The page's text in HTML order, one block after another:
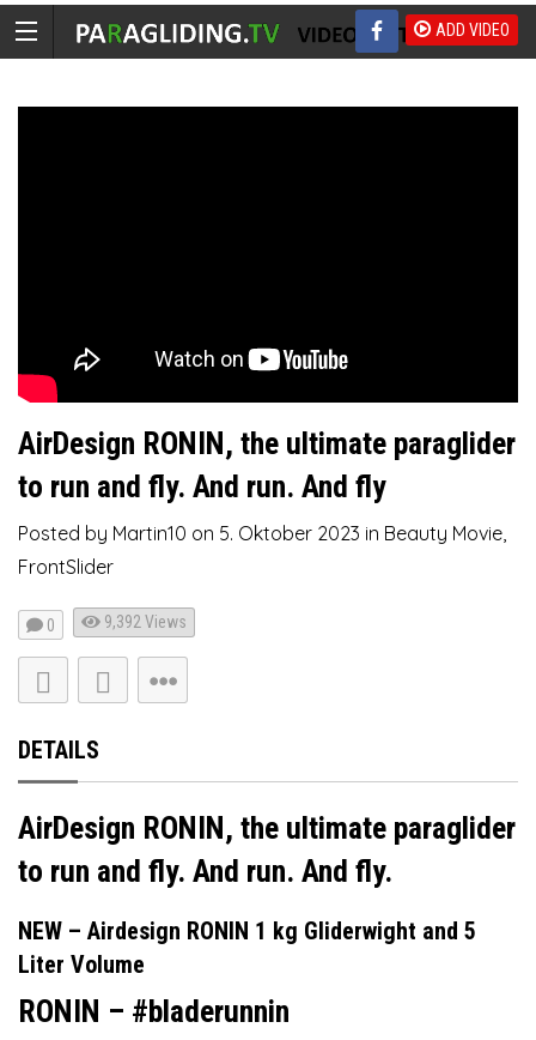
ADD VIDEO
AirDesign RONIN, the ultimate paraglider
to run and fly. And run. And fly
Posted by Martin10 on 5. Oktober 2023 in Beauty Movie
FrontSlider
0 9,392Views
DETAILS
AirDesign RONIN, the ultimate paraglider
to run and fly. And run. And fly.
NEW – Airdesign RONIN 1 kg Gliderwight and 5
Liter Volume
RONIN – #bladerunnin